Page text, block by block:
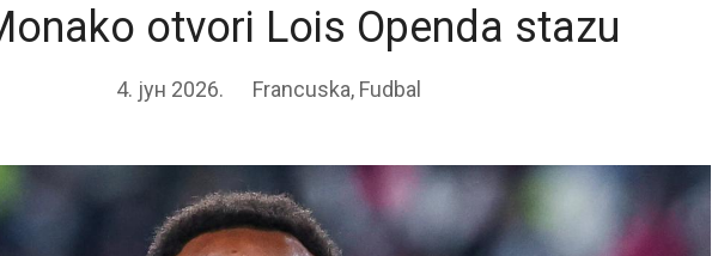
otvori Lois Openda stazu
4. јун 2026. Francuska, Fudbal